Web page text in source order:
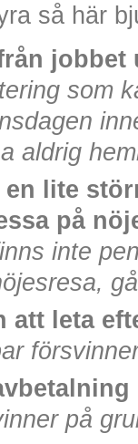
så här
jobbet
som
aldrig
lite
på
inte
att leta
på